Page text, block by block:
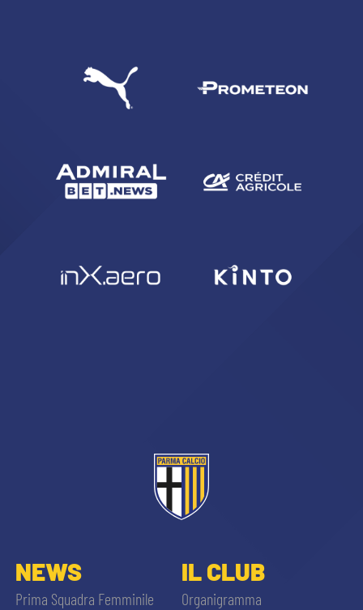
NEWS
Prima Squadra Femminile
IL CLUB
Organigramma